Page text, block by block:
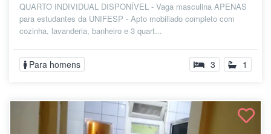
QUARTO INDIVIDUAL DISPONÍVEL - Vaga masculina APENAS
para estudantes da UNIFESP - Apto mobiliado completo com
cozinha, lavanderia, banheiro e 3 quart...
Para homens 3 1